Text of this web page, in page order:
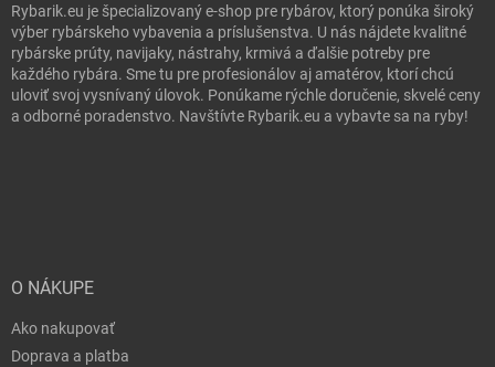
Rybarik.eu je špecializovaný e-shop pre rybárov, ktorý ponúka široký
výber rybárskeho vybavenia a príslušenstva. U nás nájdete kvalitné
rybárske prúty, navijaky, nástrahy, krmivá a ďalšie potreby pre
každého rybára. Sme tu pre profesionálov aj amatérov, ktorí chcú
uloviť svoj vysnívaný úlovok. Ponúkame rýchle doručenie, skvelé ceny
a odborné poradenstvo. Navštívte Rybarik.eu a vybavte sa na ryby!
O NÁKUPE
Ako nakupovať
Doprava a platba